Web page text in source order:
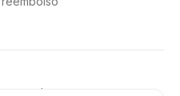
nosotros